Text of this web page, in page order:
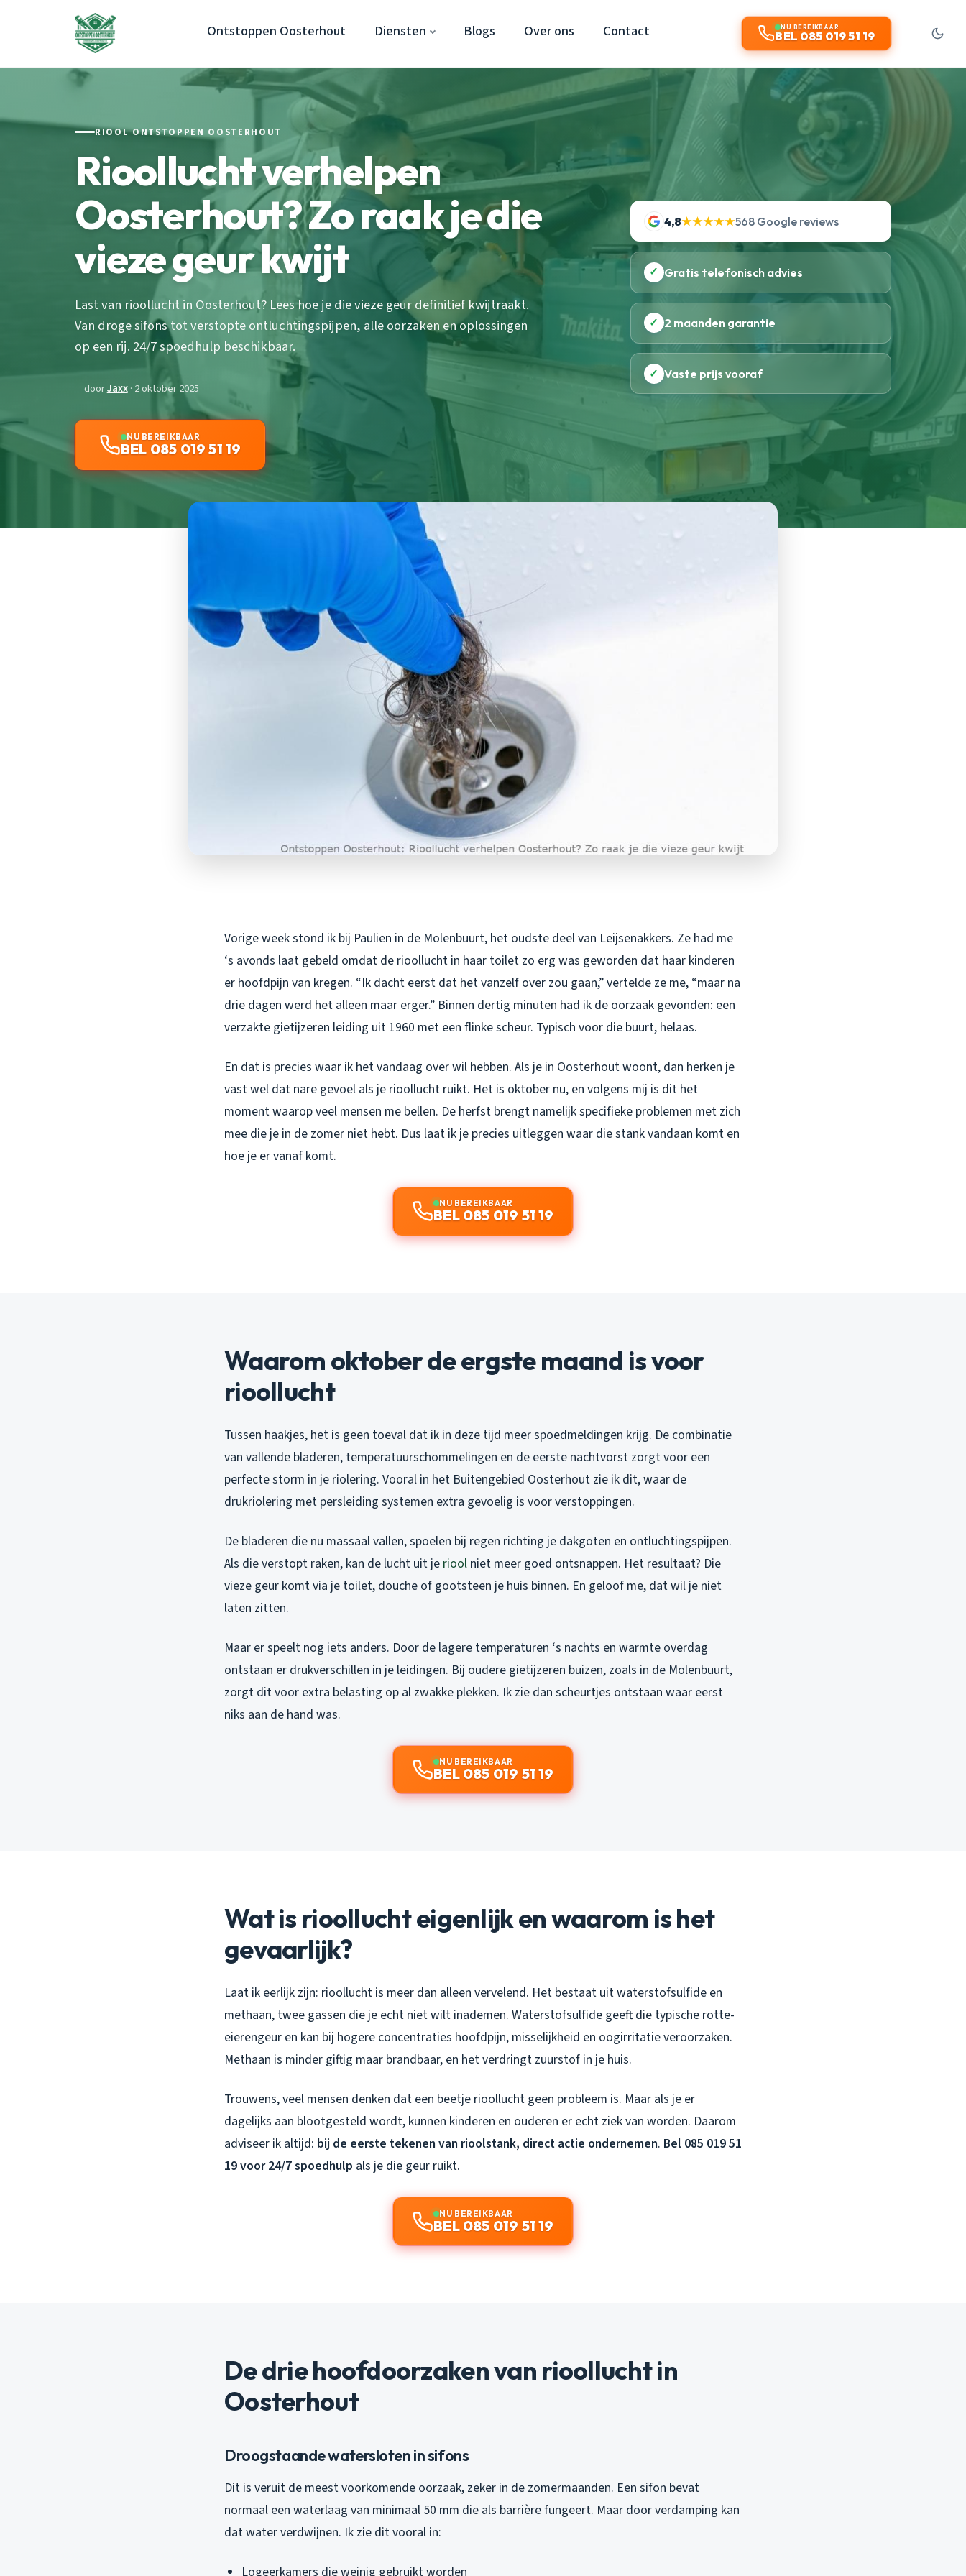
Ontstoppen Oosterhout Diensten Blogs Over ons Contact NU BEREIKBAAR
BEL 085 019 51 19
RIOOL ONTSTOPPEN OOSTERHOUT
Rioollucht verhelpen
Oosterhout? Zo raak je die
vieze geur kwijt
Last van rioollucht in Oosterhout? Lees hoe je die vieze geur definitief kwijtraakt.
Van droge sifons tot verstopte ontluchtingspijpen, alle oorzaken en oplossingen
op een rij. 24/7 spoedhulp beschikbaar.
doorJaxx· 2 oktober 2025
NU BEREIKBAAR
BEL 085 019 51 19
4,8★★★★★568 Google reviews
✓ Gratis telefonisch advies
✓ 2 maanden garantie
✓ Vaste prijs vooraf
Vorige week stond ik bij Paulien in de Molenbuurt, het oudste deel van Leijsenakkers. Ze had me
‘s avonds laat gebeld omdat de rioollucht in haar toilet zo erg was geworden dat haar kinderen
er hoofdpijn van kregen. “Ik dacht eerst dat het vanzelf over zou gaan,” vertelde ze me, “maar na
drie dagen werd het alleen maar erger.” Binnen dertig minuten had ik de oorzaak gevonden: een
verzakte gietijzeren leiding uit 1960 met een flinke scheur. Typisch voor die buurt, helaas.
En dat is precies waar ik het vandaag over wil hebben. Als je in Oosterhout woont, dan herken je
vast wel dat nare gevoel als je rioollucht ruikt. Het is oktober nu, en volgens mij is dit het
moment waarop veel mensen me bellen. De herfst brengt namelijk specifieke problemen met zich
mee die je in de zomer niet hebt. Dus laat ik je precies uitleggen waar die stank vandaan komt en
hoe je er vanaf komt.
NU BEREIKBAAR
BEL 085 019 51 19
Waarom oktober de ergste maand is voor
rioollucht
Tussen haakjes, het is geen toeval dat ik in deze tijd meer spoedmeldingen krijg. De combinatie
van vallende bladeren, temperatuurschommelingen en de eerste nachtvorst zorgt voor een
perfecte storm in je riolering. Vooral in het Buitengebied Oosterhout zie ik dit, waar de
drukriolering met persleiding systemen extra gevoelig is voor verstoppingen.
De bladeren die nu massaal vallen, spoelen bij regen richting je dakgoten en ontluchtingspijpen.
Als die verstopt raken, kan de lucht uit je riool niet meer goed ontsnappen. Het resultaat? Die
vieze geur komt via je toilet, douche of gootsteen je huis binnen. En geloof me, dat wil je niet
laten zitten.
Maar er speelt nog iets anders. Door de lagere temperaturen ‘s nachts en warmte overdag
ontstaan er drukverschillen in je leidingen. Bij oudere gietijzeren buizen, zoals in de Molenbuurt,
zorgt dit voor extra belasting op al zwakke plekken. Ik zie dan scheurtjes ontstaan waar eerst
niks aan de hand was.
NU BEREIKBAAR
BEL 085 019 51 19
Wat is rioollucht eigenlijk en waarom is het
gevaarlijk?
Laat ik eerlijk zijn: rioollucht is meer dan alleen vervelend. Het bestaat uit waterstofsulfide en
methaan, twee gassen die je echt niet wilt inademen. Waterstofsulfide geeft die typische rotte-
eierengeur en kan bij hogere concentraties hoofdpijn, misselijkheid en oogirritatie veroorzaken.
Methaan is minder giftig maar brandbaar, en het verdringt zuurstof in je huis.
Trouwens, veel mensen denken dat een beetje rioollucht geen probleem is. Maar als je er
dagelijks aan blootgesteld wordt, kunnen kinderen en ouderen er echt ziek van worden. Daarom
adviseer ik altijd: bij de eerste tekenen van rioolstank, direct actie ondernemen. Bel 085 019 51
19 voor 24/7 spoedhulp als je die geur ruikt.
NU BEREIKBAAR
BEL 085 019 51 19
De drie hoofdoorzaken van rioollucht in
Oosterhout
Droogstaande watersloten in sifons
Dit is veruit de meest voorkomende oorzaak, zeker in de zomermaanden. Een sifon bevat
normaal een waterlaag van minimaal 50 mm die als barrière fungeert. Maar door verdamping kan
dat water verdwijnen. Ik zie dit vooral in:
Logeerkamers die weinig gebruikt worden